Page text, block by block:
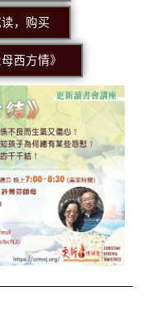
，购买
西方情》